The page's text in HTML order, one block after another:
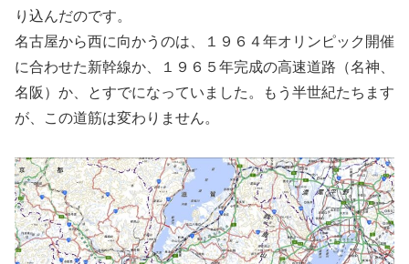
り込んだのです。
名古屋から西に向かうのは、１９６４年オリンピック開催
に合わせた新幹線か、１９６５年完成の高速道路（名神、
名阪）か、とすでになっていました。もう半世紀たちます
が、この道筋は変わりません。